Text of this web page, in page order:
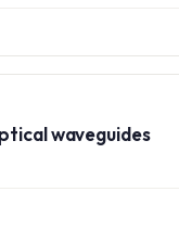
waveguides